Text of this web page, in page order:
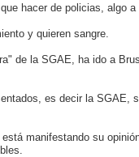
hacer de policias, algo a
y quieren sangre.
de la SGAE, ha ido a
es decir la SGAE,
manifestando su